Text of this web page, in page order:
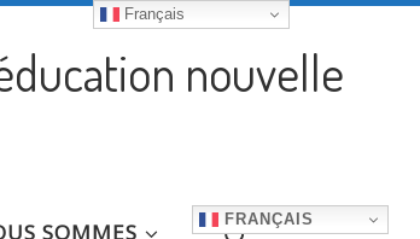
nouvelle
SOMMES FRANÇAIS
Search
Français